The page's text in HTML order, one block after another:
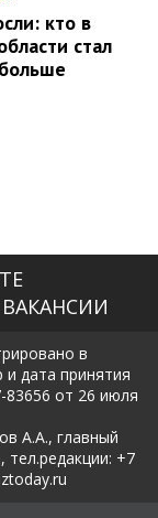
кто в
стал
ВАКАНСИИ
в
дата принятия
от 26 июля
А.А., главный
+7